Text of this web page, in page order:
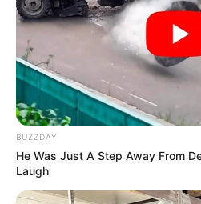
BUZZDAY
He Was Just A Step Away From
Laugh